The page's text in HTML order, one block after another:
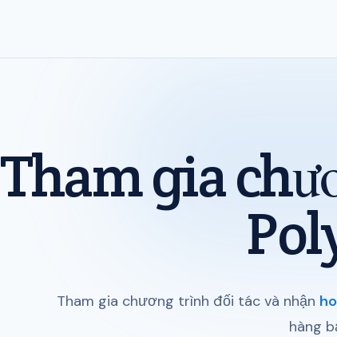
Tham gia
Tham gia chương trình đối tác và nhận
hàng